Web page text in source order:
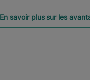
En savoir plus sur les